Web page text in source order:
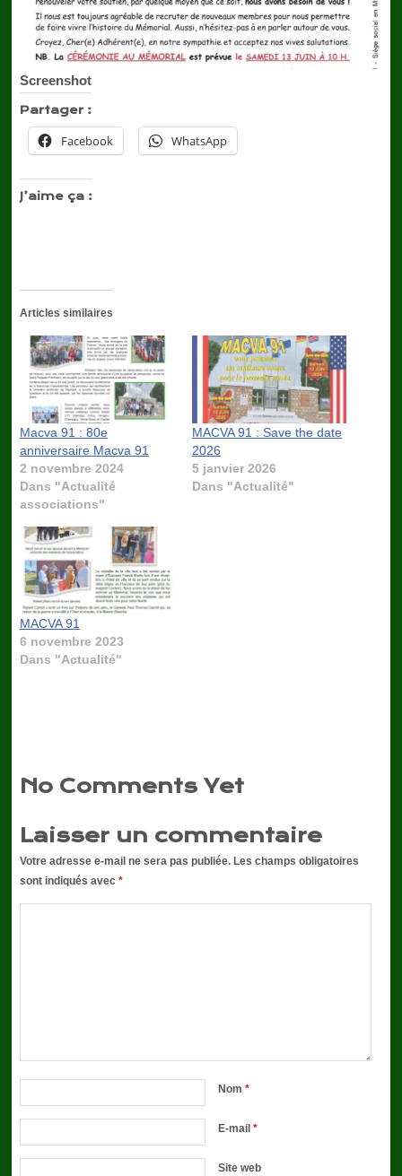
Screenshot
Partager :
Facebook WhatsApp
J’aime ça :
Articles similaires
Macva 91 : 80e
anniversaire Macva 91
2 novembre 2024
Dans "Actualité
associations"
MACVA 91 : Save the date
2026
5 janvier 2026
Dans "Actualité"
MACVA 91
6 novembre 2023
Dans "Actualité"
No Comments Yet
Laisser un commentaire
Votre adresse e-mail ne sera pas publiée. Les champs obligatoires
sont indiqués avec *
Nom *
E-mail *
Site web